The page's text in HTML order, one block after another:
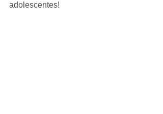
adolescentes!